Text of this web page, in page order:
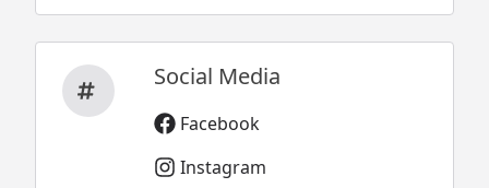
Social Media
Facebook
Instagram